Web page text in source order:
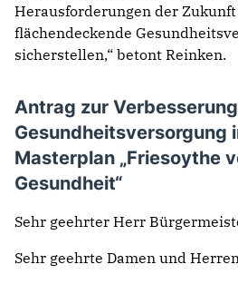
Herausforderungen der
flächendeckende
sicherstellen,“ betont Reinken.
Antrag zur
Gesundheitsversorgung
Masterplan „Friesoythe
Gesundheit“
Sehr geehrter Herr
Sehr geehrte Damen und